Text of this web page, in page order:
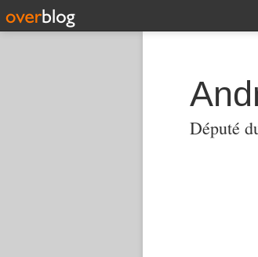
Député